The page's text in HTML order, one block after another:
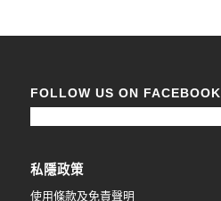
FOLLOW US ON FACEBOOK
私隱政策
使用條款及免責聲明